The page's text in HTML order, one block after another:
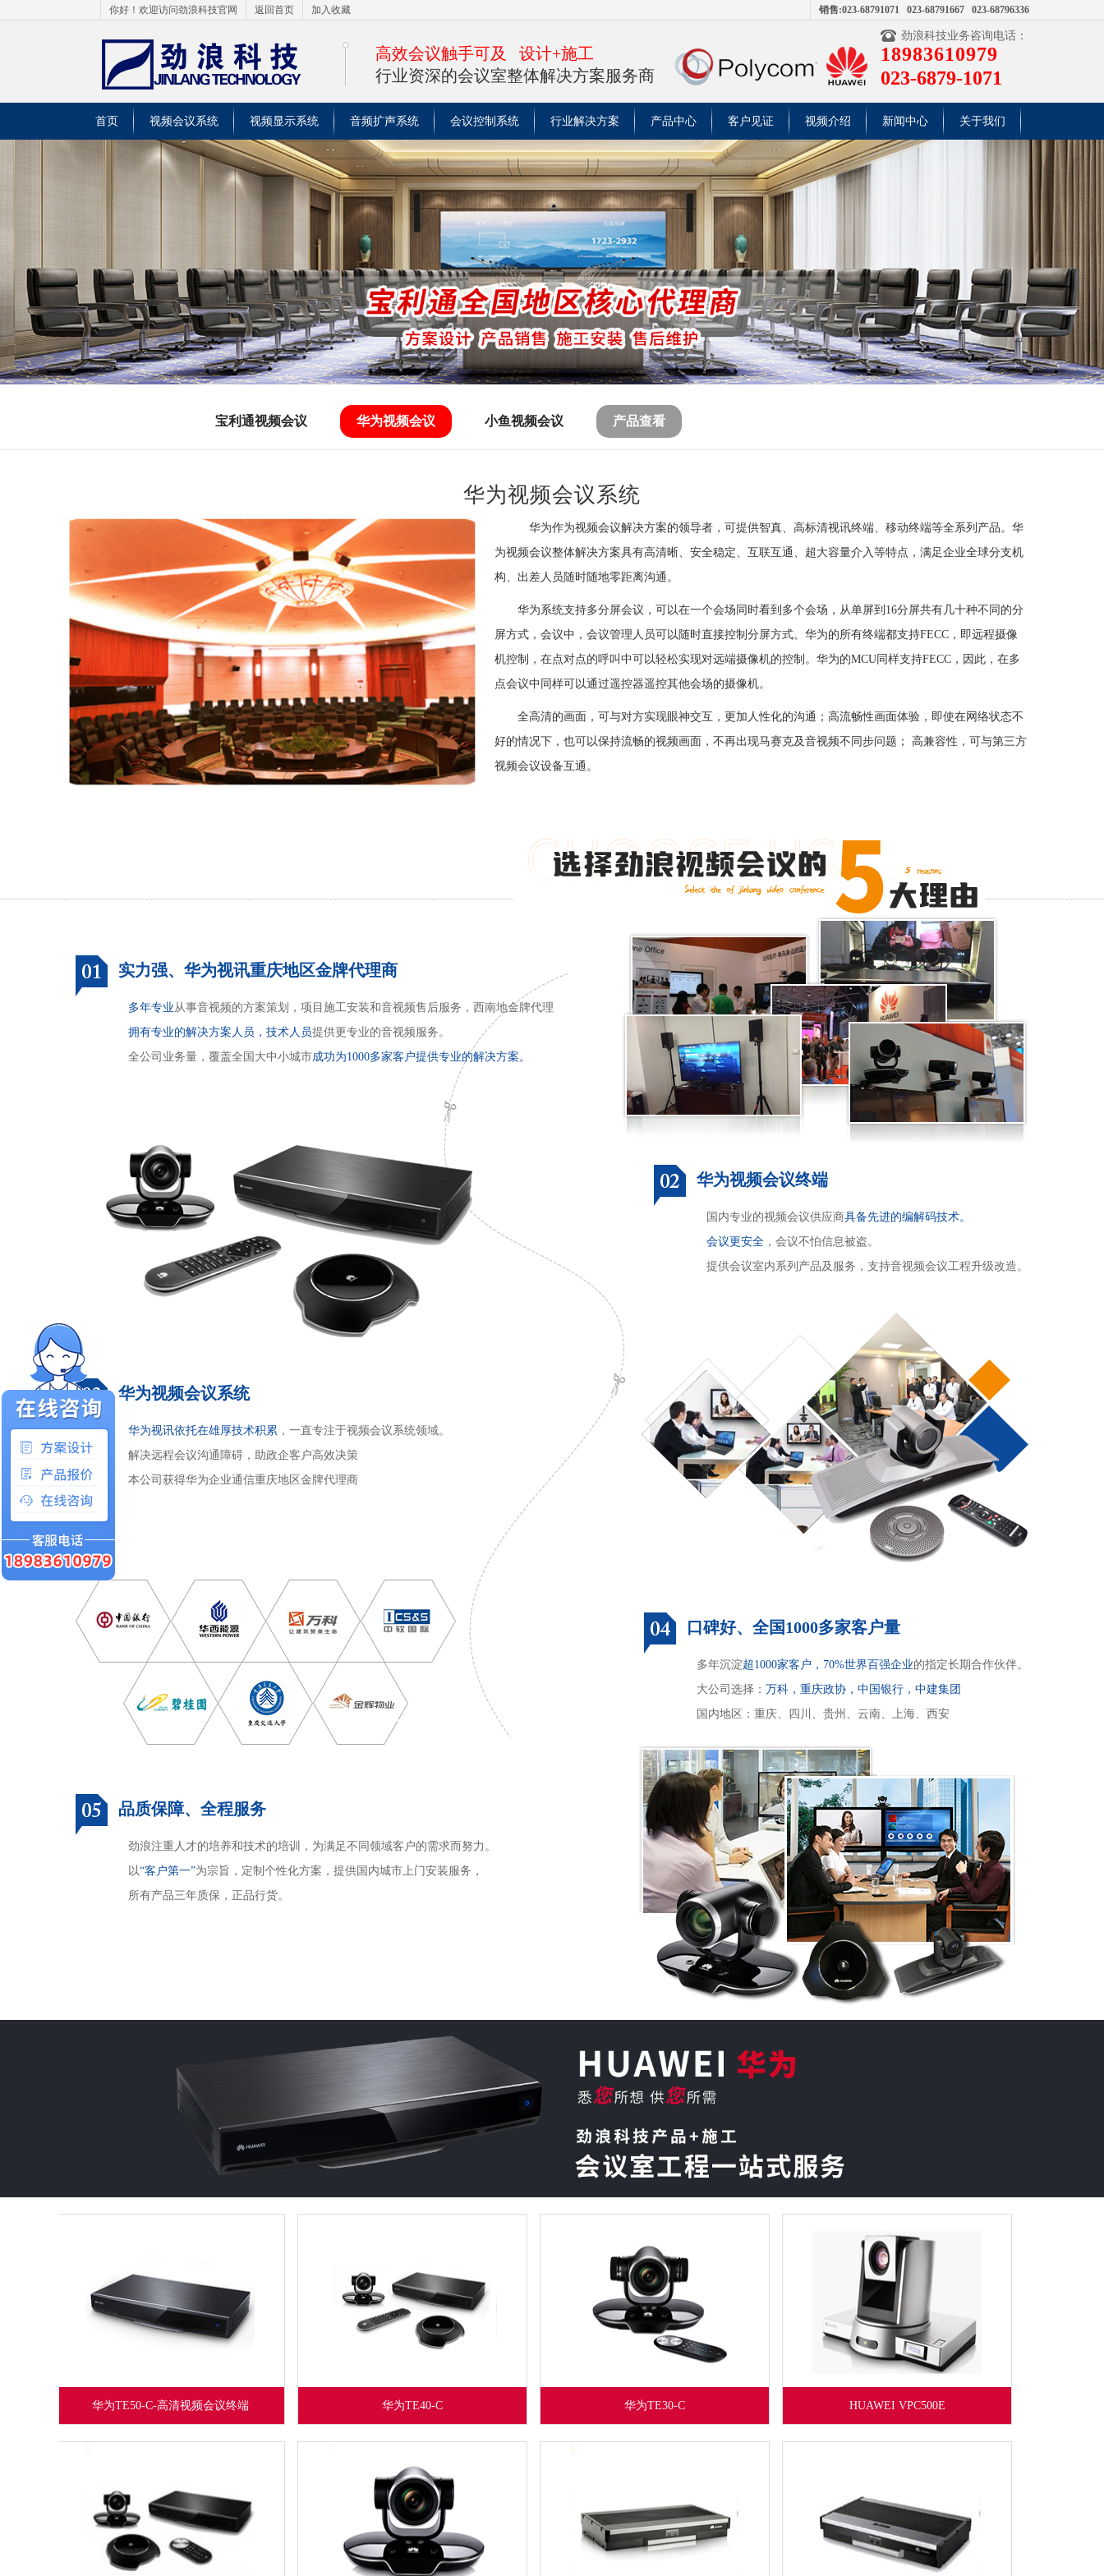
你好！欢迎访问劲浪科技官网 返回首页 加入收藏 销售:023-68791071 023-68791667 023-68796336
高效会议触手可及 设计+施工
行业资深的会议室整体解决方案服务商
劲浪科技业务咨询电话：
18983610979
023-6879-1071
首页 视频会议系统 视频显示系统 音频扩声系统 会议控制系统 行业解决方案 产品中心 客户见证 视频介绍 新闻中心 关于我们
宝利通视频会议 华为视频会议 小鱼视频会议 产品查看
华为视频会议系统
华为作为视频会议解决方案的领导者，可提供智真、高标清视讯终端、移动终端等全系列产品。华
为视频会议整体解决方案具有高清晰、安全稳定、互联互通、超大容量介入等特点，满足企业全球分支机
构、出差人员随时随地零距离沟通。
华为系统支持多分屏会议，可以在一个会场同时看到多个会场，从单屏到16分屏共有几十种不同的分
屏方式，会议中，会议管理人员可以随时直接控制分屏方式。华为的所有终端都支持FECC，即远程摄像
机控制，在点对点的呼叫中可以轻松实现对远端摄像机的控制。华为的MCU同样支持FECC，因此，在多
点会议中同样可以通过遥控器遥控其他会场的摄像机。
全高清的画面，可与对方实现眼神交互，更加人性化的沟通；高流畅性画面体验，即使在网络状态不
好的情况下，也可以保持流畅的视频画面，不再出现马赛克及音视频不同步问题； 高兼容性，可与第三方
视频会议设备互通。
实力强、华为视讯重庆地区金牌代理商
多年专业 从事音视频的方案策划，项目施工安装和音视频售后服务，西南地金牌代理
拥有专业的解决方案人员，技术人员提供更专业的音视频服务。
全公司业务量，覆盖全国大中小城市成功为1000多家客户提供专业的解决方案。
华为视频会议终端
国内专业的视频会议供应商具备先进的编解码技术。
会议更安全 ，会议不怕信息被盗。
提供会议室内系列产品及服务，支持音视频会议工程升级改造。
华为视频会议系统
华为视讯依托在雄厚技术积累 ，一直专注于视频会议系统领域。
解决远程会议沟通障碍，助政企客户高效决策
本公司获得华为企业通信重庆地区金牌代理商
口碑好、全国1000多家客户量
多年沉淀超1000家客户，70%世界百强企业的指定长期合作伙伴。
大公司选择： 万科，重庆政协，中国银行，中建集团
国内地区：重庆、四川、贵州、云南、上海、西安
品质保障、全程服务
劲浪注重人才的培养和技术的培训，为满足不同领域客户的需求而努力。
以“客户第一”为宗旨，定制个性化方案，提供国内城市上门安装服务，
所有产品三年质保，正品行货。
华为TE50-C-高清视频会议终端 华为TE40-C 华为TE30-C HUAWEI VPC500E